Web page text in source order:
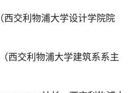
西交利物浦大学设计学院院
西交利物浦大学建筑系系主